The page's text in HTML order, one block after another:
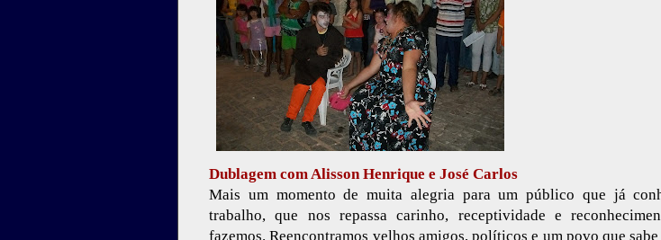
Dublagem com Alisson Henrique e José Carlos
Mais um momento de muita alegria para um público que já
trabalho, que nos repassa carinho, receptividade e
fazemos. Reencontramos velhos amigos, políticos e um povo que